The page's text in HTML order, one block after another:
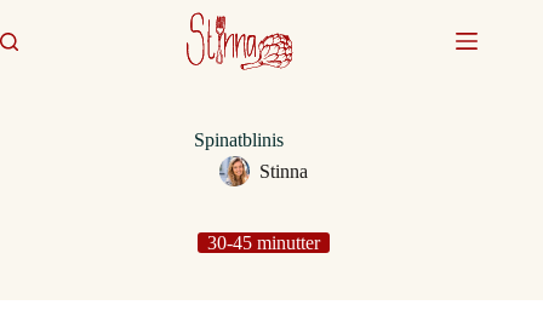
til
indhold
Spinatblinis
Stinna
30-45 minutter